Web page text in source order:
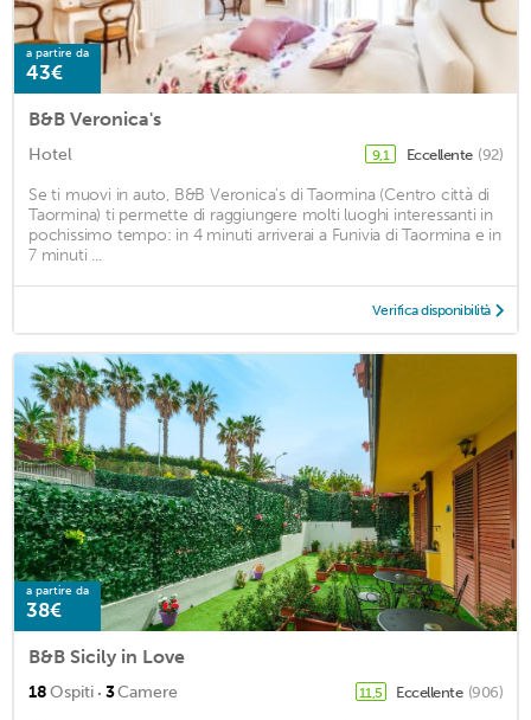
a partire da
43€
B&B Veronica's
Hotel 9,1 Eccellente (92)
Se ti muovi in auto, B&B Veronica's di Taormina (Centro città di
Taormina) ti permette di raggiungere molti luoghi interessanti in
pochissimo tempo: in 4 minuti arriverai a Funivia di Taormina e in
7 minuti ...
Verifica disponibilità
a partire da
38€
B&B Sicily in Love
18Ospiti · 3Camere 11,5 Eccellente (906)